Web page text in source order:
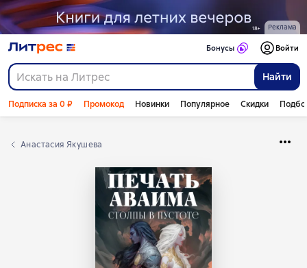
Реклама
Найти
Бонусы Войти
Подписка за 0 ₽ Промокод Новинки Популярное Скидки
Анастасия Якушева